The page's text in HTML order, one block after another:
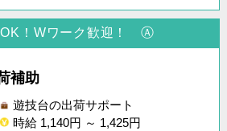
OK！Wワーク歓迎！ Ⓐ
補助
遊技台の出荷サポート
時給 1,140円 ～ 1,425円